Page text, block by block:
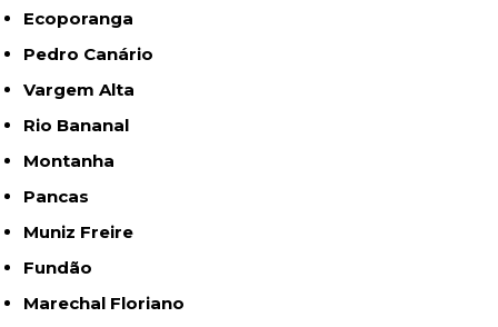
Ecoporanga
Pedro Canário
Vargem Alta
Rio Bananal
Montanha
Pancas
Muniz Freire
Fundão
Marechal Floriano